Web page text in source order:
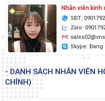
Nhân viên kinh
SĐT:
Zalo:
Skype: Đang
- DANH SÁCH NHÂN VIÊN
CHÍNH)